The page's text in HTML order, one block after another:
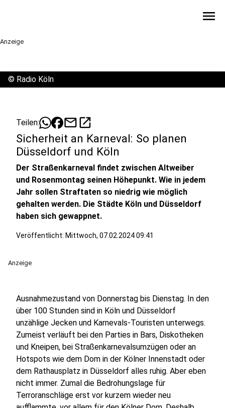
menu
Anzeige
© Radio Köln
Teilen: mailopen_in_new
Sicherheit an Karneval: So planen
Düsseldorf und Köln
Der Straßenkarneval findet zwischen Altweiber
und Rosenmontag seinen Höhepunkt. Wie in jedem
Jahr sollen Straftaten so niedrig wie möglich
gehalten werden. Die Städte Köln und Düsseldorf
haben sich gewappnet.
Veröffentlicht: Mittwoch, 07.02.2024 09:41
Anzeige
Ausnahmezustand von Donnerstag bis Dienstag. In den
über 100 Stunden sind in Köln und Düsseldorf
unzählige Jecken und Karnevals-Touristen unterwegs.
Zumeist verläuft bei den Parties in Bars, Diskotheken
und Kneipen, bei Straßenkarnevalsumzügen oder an
Hotspots wie dem Dom in der Kölner Innenstadt oder
dem Rathausplatz in Düsseldorf alles ruhig. Aber eben
nicht immer. Zumal die Bedrohungslage für
Terroranschläge erst vor kurzem wieder neu